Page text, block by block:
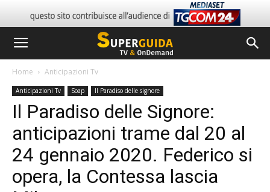
Home Anticipazioni Tv
Anticipazioni Tv Soap Il Paradiso delle signore
Il Paradiso delle Signore:
anticipazioni trame dal 20 al
24 gennaio 2020. Federico si
opera, la Contessa lascia